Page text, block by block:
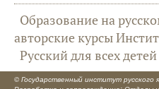
Образование на
авторские курсы
Русский для всех детей
© Государственный институт русского